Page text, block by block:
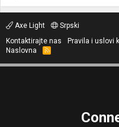
Axe Light
Srpski
Kontaktirajte nas
Pravila i uslovi
Naslovna
R
S